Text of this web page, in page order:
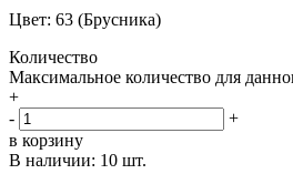
Цвет: 63 (Брусника)
Количество
Максимальное количество для
+
-
+
в корзину
В наличии: 10 шт.